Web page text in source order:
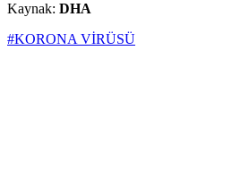
Kaynak: DHA
#KORONA VİRÜSÜ